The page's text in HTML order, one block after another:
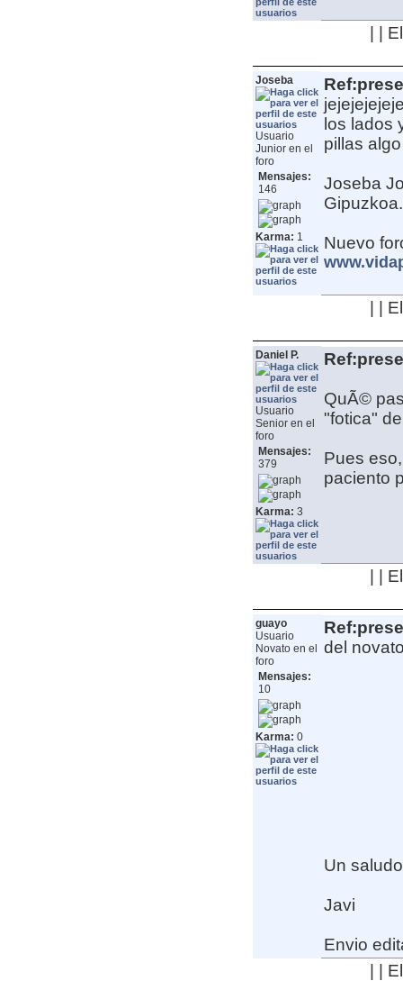
| |
Joseba
Usuario
Junior en el
foro
Mensajes:
146
Karma: 1
los lados
pillas
Joseba
Nuevo
| |
Daniel P.
Usuario
Senior en el
foro
Mensajes:
379
Karma: 3
QuÃ©
"fotica"
Pues
paciento
| |
guayo
Usuario
Novato en el
foro
Mensajes:
10
Karma: 0
del
Un saludo
Javi
Envio
| |